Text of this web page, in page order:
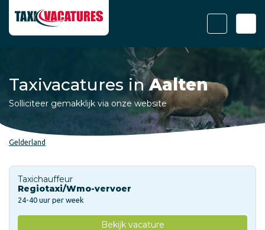
Taxivacatures inAalten
Solliciteer gemakklijk via onze website
Gelderland
Taxichauffeur
Regiotaxi/Wmo-vervoer
24-40 uur per week
Bekijk vacature